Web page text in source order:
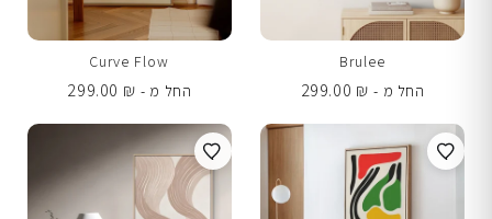
Brulee
החל מ -
299.00 ₪
Curve Flow
החל מ -
299.00 ₪